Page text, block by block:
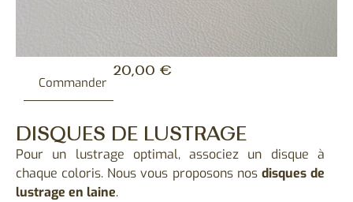
Commander
20,00 €
DISQUES DE LUSTRAGE
Pour un lustrage optimal, associez un disque à
chaque coloris. Nous vous proposons nos disques de
lustrage en laine.